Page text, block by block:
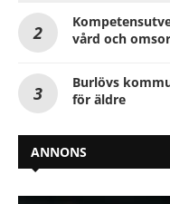
vård och
Burlövs
för äldre
ANNONS